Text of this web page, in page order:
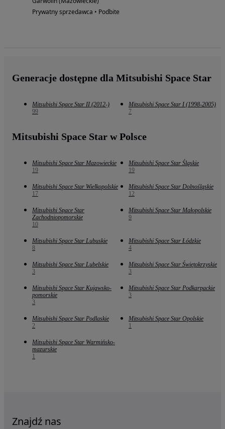
Prywatny sprzedawca • Podbite
Generacje dostępne dla Mitsubishi Space Star
Mitsubishi Space Star II (2012-)
99
Mitsubishi Space Star I (1998-2005)
7
Mitsubishi Space Star w Polsce
Mitsubishi Space Star Mazowieckie
19
Mitsubishi Space Star Śląskie
19
Mitsubishi Space Star Wielkopolskie
17
Mitsubishi Space Star Dolnośląskie
12
Mitsubishi Space Star
Zachodniopomorskie
10
Mitsubishi Space Star Małopolskie
9
Mitsubishi Space Star Lubuskie
8
Mitsubishi Space Star Łódzkie
4
Mitsubishi Space Star Lubelskie
3
Mitsubishi Space Star Świętokrzyskie
3
Mitsubishi Space Star Kujawsko-
pomorskie
3
Mitsubishi Space Star Podkarpackie
3
Mitsubishi Space Star Podlaskie
2
Mitsubishi Space Star Opolskie
1
Mitsubishi Space Star Warmińsko-
mazurskie
1
Znajdź nas